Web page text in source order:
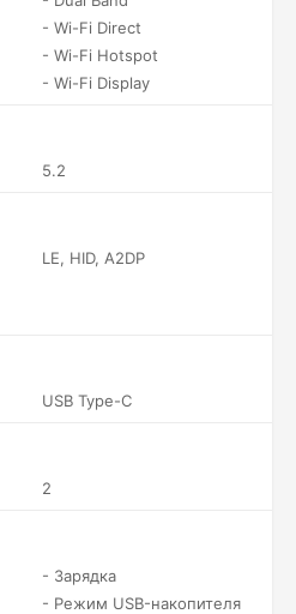
- Wi-Fi Direct
- Wi-Fi Hotspot
- Wi-Fi Display
5.2
LE, HID, A2DP
USB Type-C
2
- Зарядка
- Режим USB-накопителя